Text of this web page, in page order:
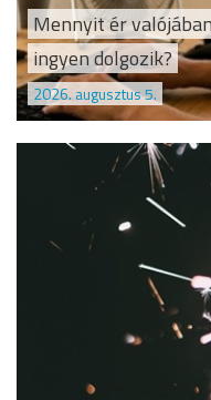
Mennyit ér
ingyen dolgozik?
2026. augusztus 5.